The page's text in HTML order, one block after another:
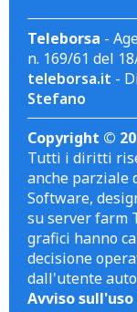
Teleborsa -
n. 169/61 del
teleborsa.it -
Stefano
Copyright ©
Tutti i diritti
anche parziale
Software,
su server farm
grafici hanno
decisione
dall'utente
Avviso